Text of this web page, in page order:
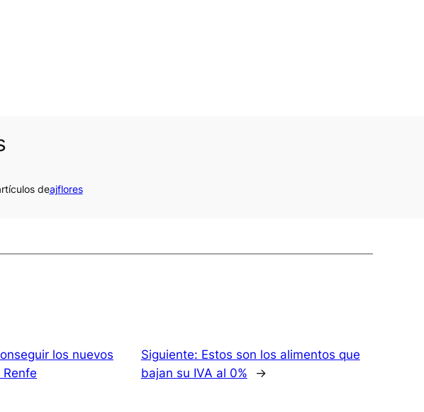
deajflores
los nuevos
Siguiente: Estos son los alimentos que
bajan su IVA al 0%
→